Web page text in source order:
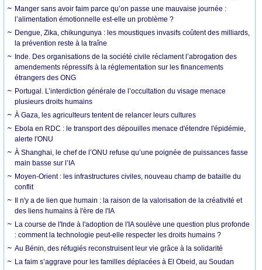
Manger sans avoir faim parce qu’on passe une mauvaise journée :
l’alimentation émotionnelle est-elle un problème ?
Dengue, Zika, chikungunya : les moustiques invasifs coûtent des milliards,
la prévention reste à la traîne
Inde. Des organisations de la société civile réclament l’abrogation des
amendements répressifs à la réglementation sur les financements
étrangers des ONG
Portugal. L’interdiction générale de l’occultation du visage menace
plusieurs droits humains
À Gaza, les agriculteurs tentent de relancer leurs cultures
Ebola en RDC : le transport des dépouilles menace d'étendre l'épidémie,
alerte l'ONU
À Shanghai, le chef de l’ONU refuse qu’une poignée de puissances fasse
main basse sur l’IA
Moyen-Orient : les infrastructures civiles, nouveau champ de bataille du
conflit
Il n'y a de lien que humain : la raison de la valorisation de la créativité et
des liens humains à l'ère de l'IA
La course de l'Inde à l'adoption de l'IA soulève une question plus profonde
: comment la technologie peut-elle respecter les droits humains ?
Au Bénin, des réfugiés reconstruisent leur vie grâce à la solidarité
La faim s’aggrave pour les familles déplacées à El Obeid, au Soudan